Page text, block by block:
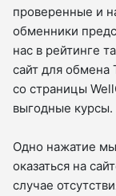
проверенные и
обменники
нас в рейтинге
сайт для обмена
со страницы
выгодные курсы.
Одно нажатие
оказаться на
случае